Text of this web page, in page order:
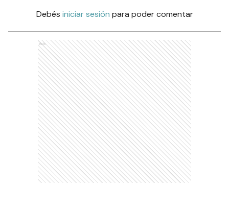
Debés iniciar sesión para poder comentar
Ads